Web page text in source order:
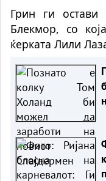
Грин ги остави
Блекмор, со
ќерката Лили